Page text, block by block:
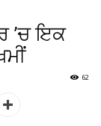
’ਚ ਇਕ
62